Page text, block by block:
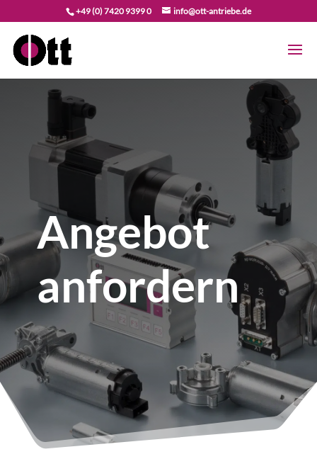
+49 (0) 7420 9399 0 info@ott-antriebe.de
Angebot
anfordern